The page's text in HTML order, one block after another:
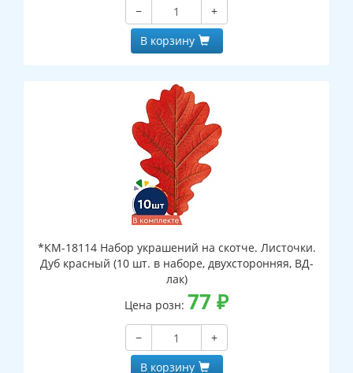
−
+
В корзину
*КМ-18114 Набор украшений на скотче. Листочки.
Дуб красный (10 шт. в наборе, двухсторонняя, ВД-
лак)
Цена розн: 77 ₽
−
+
В корзину